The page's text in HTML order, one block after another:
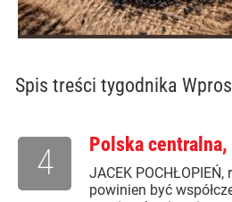
Spis treści tygodnika
Polska
JACEK
powinien być
4